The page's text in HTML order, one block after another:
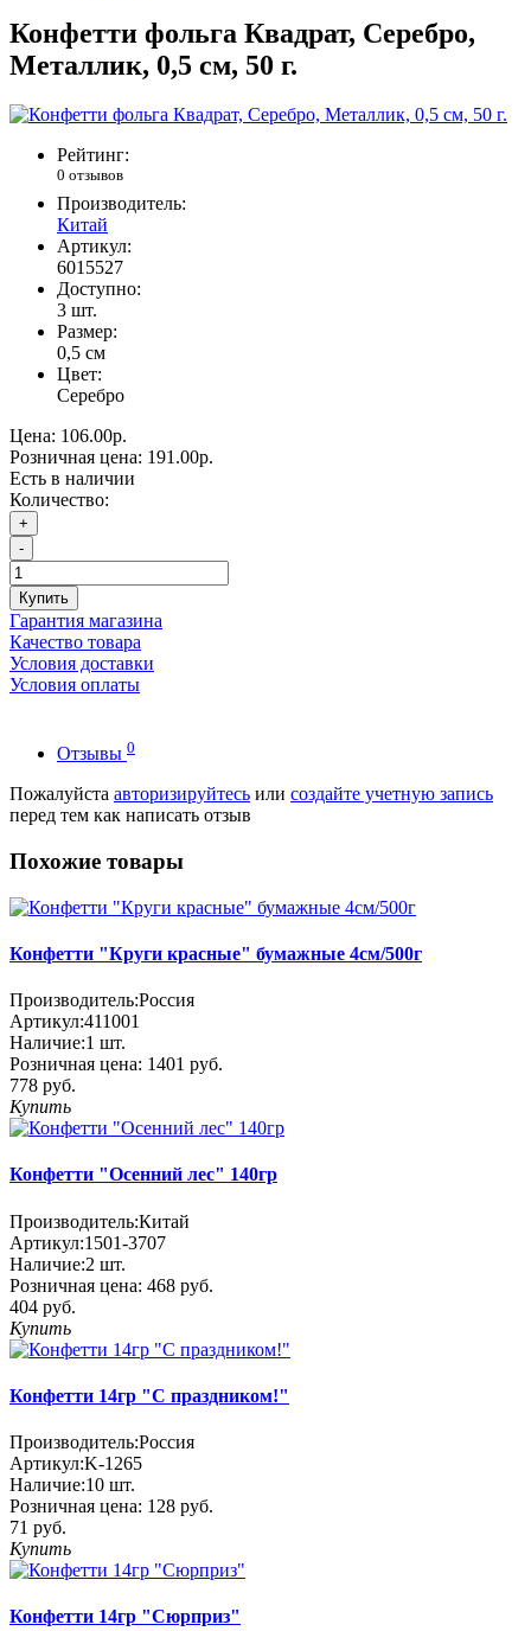
Конфетти фольга Квадрат, Серебро,
Металлик, 0,5 см, 50 г.
Рейтинг:
0 отзывов
Производитель:
Китай
Артикул:
6015527
Доступно:
3 шт.
Размер:
0,5 см
Цвет:
Серебро
Цена: 106.00р.
Розничная цена: 191.00р.
Есть в наличии
Количество:
+
-
Купить
Гарантия магазина
Качество товара
Условия доставки
Условия оплаты
Отзывы 0
Пожалуйста авторизируйтесь или создайте учетную запись
перед тем как написать отзыв
Похожие товары
Конфетти "Круги красные" бумажные 4см/500г
Производитель:Россия
Артикул:411001
Наличие:1 шт.
Розничная цена: 1401 руб.
778 руб.
Купить
Конфетти "Осенний лес" 140гр
Производитель:Китай
Артикул:1501-3707
Наличие:2 шт.
Розничная цена: 468 руб.
404 руб.
Купить
Конфетти 14гр "С праздником!"
Производитель:Россия
Артикул:K-1265
Наличие:10 шт.
Розничная цена: 128 руб.
71 руб.
Купить
Конфетти 14гр "Сюрприз"